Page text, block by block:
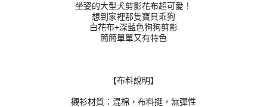
坐姿的大型犬剪影花布超可愛！
想到家裡那隻寶貝乖狗
白花布+深藍色狗狗剪影
簡簡單單又有特色
【布料說明】
襯衫材質：混棉，布料挺，無彈性